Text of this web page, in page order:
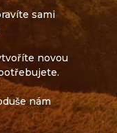
sami
novou
nám